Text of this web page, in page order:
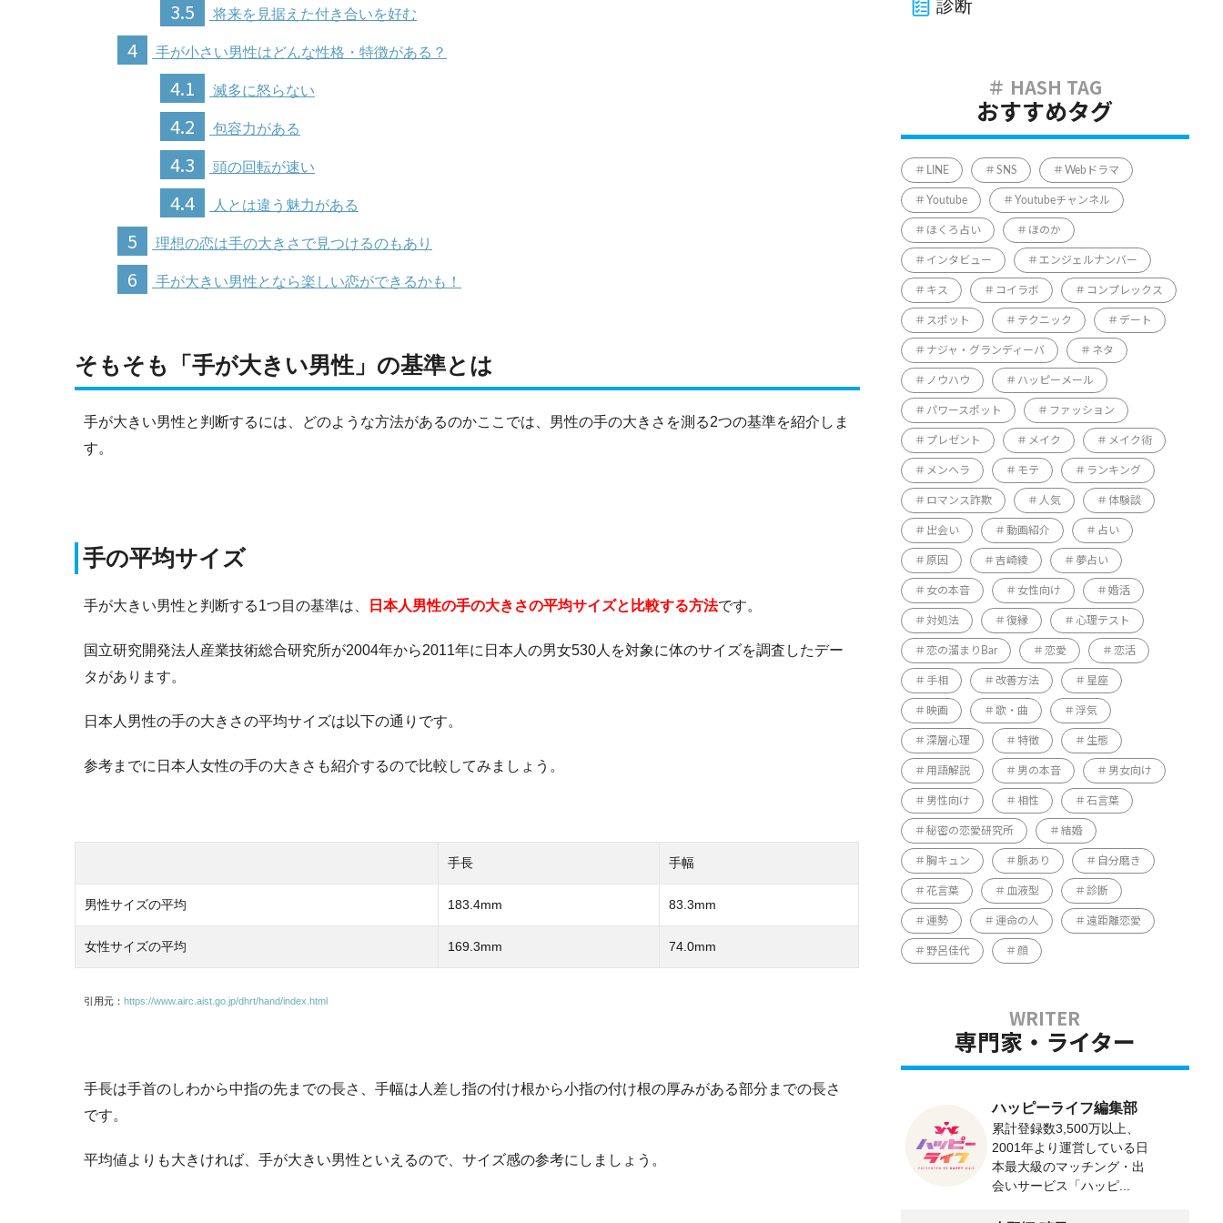
3.5 将来を見据えた付き合いを好む
4 手が小さい男性はどんな性格・特徴がある？
4.1 滅多に怒らない
4.2 包容力がある
4.3 頭の回転が速い
4.4 人とは違う魅力がある
5 理想の恋は手の大きさで見つけるのもあり
6 手が大きい男性となら楽しい恋ができるかも！
そもそも「手が大きい男性」の基準とは
手が大きい男性と判断するには、どのような方法があるのかここでは、男性の手の大きさを測る2つの基準を紹介しま
す。
手の平均サイズ
手が大きい男性と判断する1つ目の基準は、 日本人男性の手の大きさの平均サイズと比較する方法です。
国立研究開発法人産業技術総合研究所が2004年から2011年に日本人の男女530人を対象に体のサイズを調査したデー
タがあります。
日本人男性の手の大きさの平均サイズは以下の通りです。
参考までに日本人女性の手の大きさも紹介するので比較してみましょう。
手長 手幅
男性サイズの平均 183.4mm 83.3mm
女性サイズの平均 169.3mm 74.0mm
引用元： https://www.airc.aist.go.jp/dhrt/hand/index.html
手長は手首のしわから中指の先までの長さ、手幅は人差し指の付け根から小指の付け根の厚みがある部分までの長さ
です。
平均値よりも大きければ、手が大きい男性といえるので、サイズ感の参考にしましょう。
診断
おすすめタグ
LINE SNS Webドラマ
Youtube Youtubeチャンネル
ほくろ占い ほのか
インタビュー エンジェルナンバー
キス コイラボ コンプレックス
スポット テクニック デート
ナジャ・グランディーバ ネタ
ノウハウ ハッピーメール
パワースポット ファッション
プレゼント メイク メイク術
メンヘラ モテ ランキング
ロマンス詐欺 人気 体験談
出会い 動画紹介 占い
原因 吉崎綾 夢占い
女の本音 女性向け 婚活
対処法 復縁 心理テスト
恋の溜まりBar 恋愛 恋活
手相 改善方法 星座
映画 歌・曲 浮気
深層心理 特徴 生態
用語解説 男の本音 男女向け
男性向け 相性 石言葉
秘密の恋愛研究所 結婚
胸キュン 脈あり 自分磨き
花言葉 血液型 診断
運勢 運命の人 遠距離恋愛
野呂佳代 顔
専門家・ライター
ハッピーライフ編集部
累計登録数3,500万以上、
2001年より運営している日
本最大級のマッチング・出
会いサービス「ハッピ...